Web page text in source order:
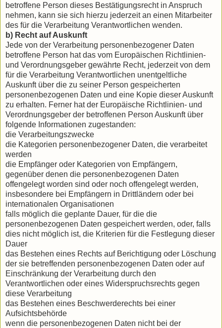
betroffene Person dieses Bestätigungsrecht in Anspruch
nehmen, kann sie sich hierzu jederzeit an einen Mitarbeiter
des für die Verarbeitung Verantwortlichen wenden.
b) Recht auf Auskunft
Jede von der Verarbeitung personenbezogener Daten
betroffene Person hat das vom Europäischen Richtlinien-
und Verordnungsgeber gewährte Recht, jederzeit von dem
für die Verarbeitung Verantwortlichen unentgeltliche
Auskunft über die zu seiner Person gespeicherten
personenbezogenen Daten und eine Kopie dieser Auskunft
zu erhalten. Ferner hat der Europäische Richtlinien- und
Verordnungsgeber der betroffenen Person Auskunft über
folgende Informationen zugestanden:
die Verarbeitungszwecke
die Kategorien personenbezogener Daten, die verarbeitet
werden
die Empfänger oder Kategorien von Empfängern,
gegenüber denen die personenbezogenen Daten
offengelegt worden sind oder noch offengelegt werden,
insbesondere bei Empfängern in Drittländern oder bei
internationalen Organisationen
falls möglich die geplante Dauer, für die die
personenbezogenen Daten gespeichert werden, oder, falls
dies nicht möglich ist, die Kriterien für die Festlegung dieser
Dauer
das Bestehen eines Rechts auf Berichtigung oder Löschung
der sie betreffenden personenbezogenen Daten oder auf
Einschränkung der Verarbeitung durch den
Verantwortlichen oder eines Widerspruchsrechts gegen
diese Verarbeitung
das Bestehen eines Beschwerderechts bei einer
Aufsichtsbehörde
wenn die personenbezogenen Daten nicht bei der